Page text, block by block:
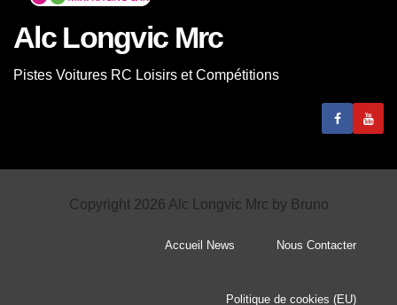
Alc Longvic Mrc
Pistes Voitures RC Loisirs et Compétitions
Copyright 2026 Alc Longvic Mrc by Bruno
Accueil News Nous Contacter
Politique de cookies (EU)